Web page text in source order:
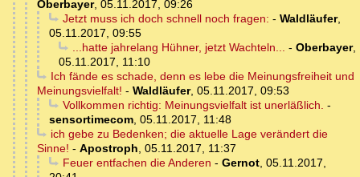
Oberbayer, 05.11.2017, 09:26
Jetzt muss ich doch schnell noch fragen: - Waldläufer,
05.11.2017, 09:55
...hatte jahrelang Hühner, jetzt Wachteln... - Oberbayer,
05.11.2017, 11:10
Ich fände es schade, denn es lebe die Meinungsfreiheit und
Meinungsvielfalt! - Waldläufer, 05.11.2017, 09:53
Vollkommen richtig: Meinungsvielfalt ist unerläßlich. -
sensortimecom, 05.11.2017, 11:48
ich gebe zu Bedenken; die aktuelle Lage verändert die
Sinne! - Apostroph, 05.11.2017, 11:37
Feuer entfachen die Anderen - Gernot, 05.11.2017,